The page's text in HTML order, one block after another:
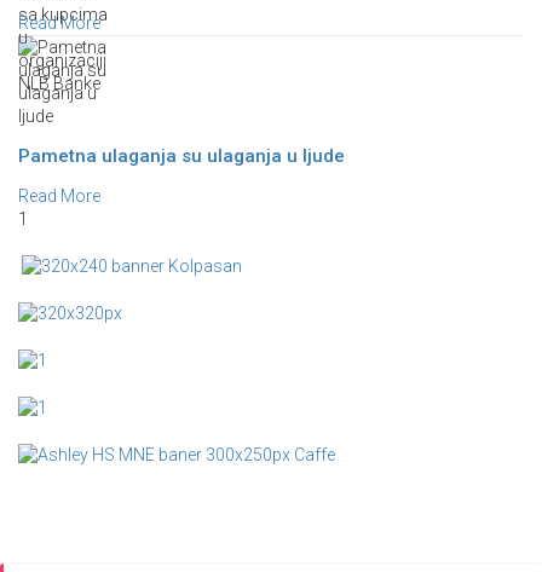
Read More
Pametna ulaganja su ulaganja u ljude
Read More
1